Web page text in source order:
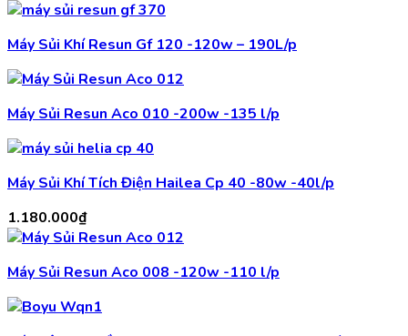
Máy Sủi Khí Resun Gf 120 -120w – 190L/p
Máy Sủi Resun Aco 010 -200w -135 l/p
Máy Sủi Khí Tích Điện Hailea Cp 40 -80w -40l/p
1.180.000₫
Máy Sủi Resun Aco 008 -120w -110 l/p